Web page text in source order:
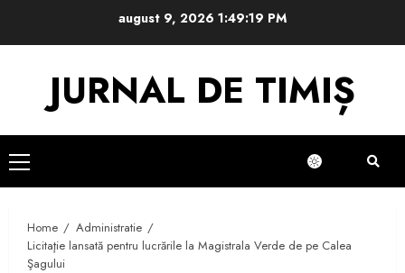
august 9, 2026 1:49:19 PM
JURNAL DE TIMIȘ
Primary
Menu
Home
Administratie
Licitaţie lansată pentru lucrările la Magistrala Verde de pe Calea
Şagului